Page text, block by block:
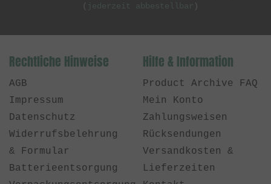
(
jederzeit abbestellbar )
Rechtliche Hinweise
AGB
Impressum
Datenschutz
Widerrufsbelehrung
& Formular
Batterieentsorgung
Hilfe & Information
Product Archive FAQ
Mein Konto
Zahlungsweisen
Rücksendungen
Versandkosten &
Lieferzeiten